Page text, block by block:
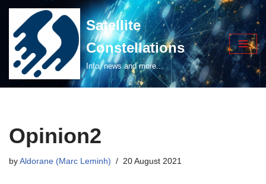
Skip
to
content
Satellite
Constellations
Info, news and more...
Opinion2
by Aldorane (Marc Leminh) 20 August 2021